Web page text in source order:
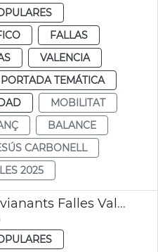
FALLAS
VALENCIA
TEMÁTICA
MOBILITAT
BALANCE
CARBONELL
2025
Centre urbà per als vianants Falles València 2025